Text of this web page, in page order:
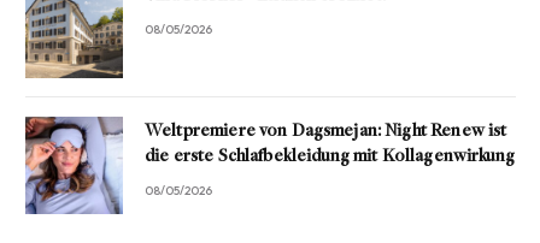
08/05/2026
Weltpremiere von Dagsmejan: Night Renew ist
die erste Schlafbekleidung mit Kollagenwirkung
08/05/2026